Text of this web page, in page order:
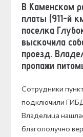
В Каменском
платы (911-й
поселка
выскочила
проезд.
пропажи
Сотрудники
подключили
Владелица
благополучно